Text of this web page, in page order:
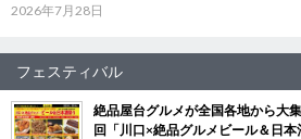
2026年7月28日
フェスティバル
絶品屋台グルメが全国各地から大
回「川口×絶品グルメビール＆日